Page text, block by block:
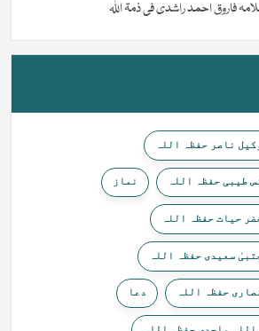
فاروق احمد راشدی فی ذمۃ اللہ
ناصر حفظہ اللہ
طیبی حفظہ اللہ نماز
حیات حفظہ اللہ
سعیدی حفظہ اللہ
حفظہ اللہ دعا